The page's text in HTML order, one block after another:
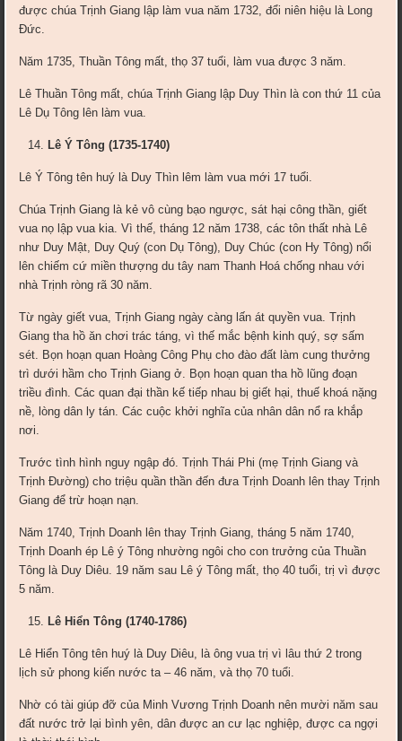
được chúa Trịnh Giang lập làm vua năm 1732, đổi niên hiệu là Long
Đức.
Năm 1735, Thuần Tông mất, thọ 37 tuổi, làm vua được 3 năm.
Lê Thuần Tông mất, chúa Trịnh Giang lập Duy Thìn là con thứ 11 của
Lê Dụ Tông lên làm vua.
Lê Ý Tông (1735-1740)
Lê Ý Tông tên huý là Duy Thìn lêm làm vua mới 17 tuổi.
Chúa Trịnh Giang là kẻ vô cùng bạo ngược, sát hại công thần, giết
vua nọ lập vua kia. Vì thế, tháng 12 năm 1738, các tôn thất nhà Lê
như Duy Mật, Duy Quý (con Dụ Tông), Duy Chúc (con Hy Tông) nổi
lên chiếm cứ miền thượng du tây nam Thanh Hoá chống nhau với
nhà Trịnh ròng rã 30 năm.
Từ ngày giết vua, Trịnh Giang ngày càng lấn át quyền vua. Trịnh
Giang tha hồ ăn chơi trác táng, vì thế mắc bệnh kinh quý, sợ sấm
sét. Bọn hoạn quan Hoàng Công Phụ cho đào đất làm cung thưởng
trì dưới hầm cho Trịnh Giang ở. Bọn hoạn quan tha hồ lũng đoạn
triều đình. Các quan đại thần kế tiếp nhau bị giết hại, thuế khoá nặng
nề, lòng dân ly tán. Các cuộc khởi nghĩa của nhân dân nổ ra khắp
nơi.
Trước tình hình nguy ngập đó. Trịnh Thái Phi (mẹ Trịnh Giang và
Trịnh Đường) cho triệu quần thần đến đưa Trịnh Doanh lên thay Trịnh
Giang để trừ hoạn nạn.
Năm 1740, Trịnh Doanh lên thay Trịnh Giang, tháng 5 năm 1740,
Trịnh Doanh ép Lê ý Tông nhường ngôi cho con trưởng của Thuần
Tông là Duy Diêu. 19 năm sau Lê ý Tông mất, thọ 40 tuổi, trị vì được
5 năm.
Lê Hiển Tông (1740-1786)
Lê Hiển Tông tên huý là Duy Diêu, là ông vua trị vì lâu thứ 2 trong
lịch sử phong kiến nước ta – 46 năm, và thọ 70 tuổi.
Nhờ có tài giúp đỡ của Minh Vương Trịnh Doanh nên mười năm sau
đất nước trở lại bình yên, dân được an cư lạc nghiệp, được ca ngợi